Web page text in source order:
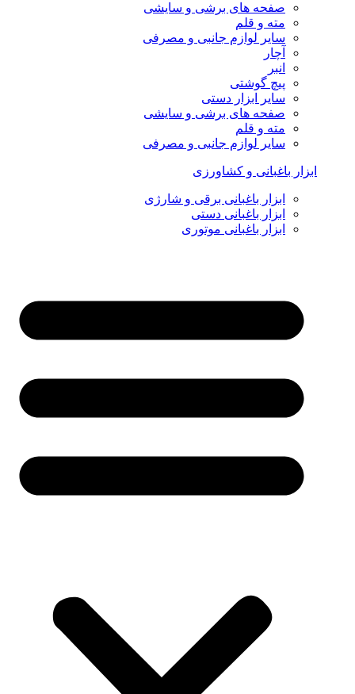
صفحه های برشی و سایشی
مته و قلم
سایر لوازم جانبی و مصرفی
آچار
انبر
پیچ گوشتی
سایر ابزار دستی
صفحه های برشی و سایشی
مته و قلم
سایر لوازم جانبی و مصرفی
ابزار باغبانی و کشاورزی
ابزار باغبانی برقی و شارژی
ابزار باغبانی دستی
ابزار باغبانی موتوری